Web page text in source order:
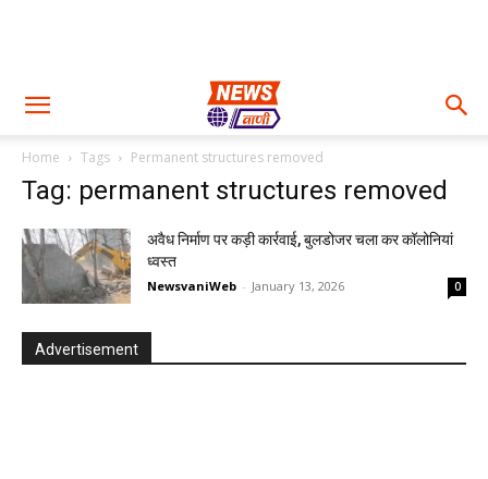
Home Tags Permanent structures removed
Tag: permanent structures removed
अवैध निर्माण पर कड़ी कार्रवाई, बुलडोजर चला कर कॉलोनियां
ध्वस्त
NewsvaniWeb - January 13, 2026 0
Advertisement